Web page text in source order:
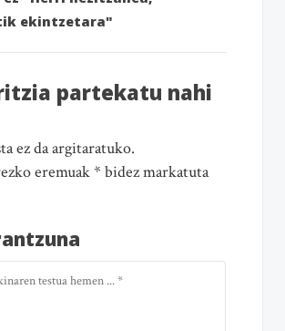
ekintzetara"
partekatu nahi
ez da argitaratuko.
eremuak * bidez markatuta